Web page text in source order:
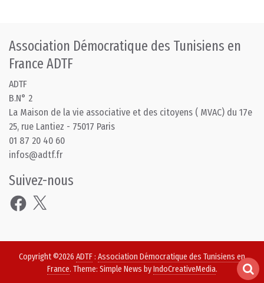
Association Démocratique des Tunisiens en
France ADTF
ADTF
B.N° 2
La Maison de la vie associative et des citoyens ( MVAC) du 17e
25, rue Lantiez - 75017 Paris
01 87 20 40 60
infos@adtf.fr
Suivez-nous
Facebook
X
Copyright ©2026 ADTF: Association Démocratique des Tunisiens en
France. Theme: Simple News byIndoCreativeMedia.